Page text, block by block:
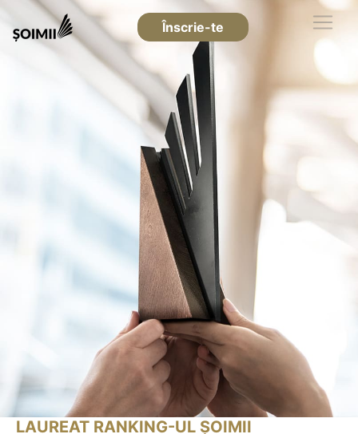
Înscrie-te
LAUREAT RANKING-UL ȘOIMII